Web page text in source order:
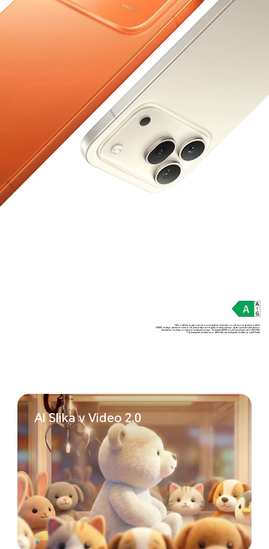
*Slike izdelka so zgolj za referenco, za natančne informacije se sklicujte na dejanski izdelek.
*200 MP označuje parametre kamere. Dejanska ločljivost fotografij se lahko razlikuje glede na izbrani način kamere.
Za natančne rezultate se sklicujte na dejansko stanje. Za uporabo 200 MP je potrebno vklopiti način HIGH-RES.
*Tipična kapaciteta baterije je 6400 mAh, nazivna kapaciteta baterije pa 6210 mAh.
AI Slika vVideo 2.0